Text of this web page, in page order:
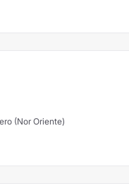
(Nor Oriente)